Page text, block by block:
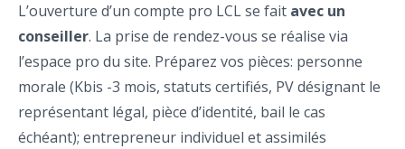
L’ouverture d’un compte pro LCL se fait avec un
conseiller. La prise de rendez-vous se réalise via
l’espace pro du site. Préparez vos pièces: personne
morale (Kbis -3 mois, statuts certifiés, PV désignant le
représentant légal, pièce d’identité, bail le cas
échéant); entrepreneur individuel et assimilés